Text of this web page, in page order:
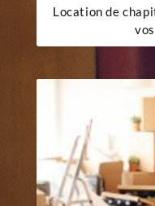
Location de